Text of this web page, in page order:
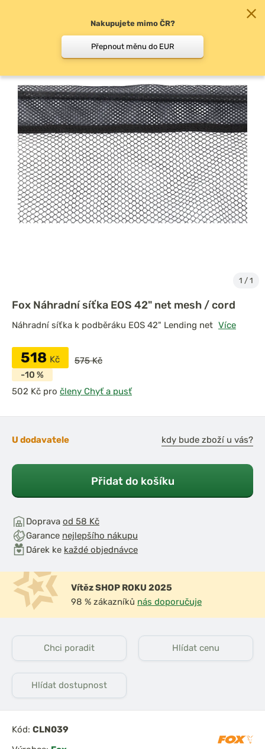
Podběrákové síťky
1 / 1
Fox Náhradní síťka EOS 42" net mesh / cord
Náhradní síťka k podběráku EOS 42" Lending net Více
518 Kč
575 Kč
-10 %
pro členy Chyť a pusť
U dodavatele kdy bude zboží u vás?
Přidat do košíku
Doprava od 58 Kč
Garance nejlepšího nákupu
Dárek ke každé objednávce
Vítěz SHOP ROKU 2025
98 % zákazníků nás doporučuje
Chci poradit Hlídat cenu
Hlídat dostupnost
Kód: CLN039
Nakupujete mimo ČR?
Přepnout měnu do EUR